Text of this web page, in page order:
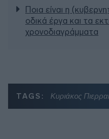
Ποια είναι η
οδικά έργα και τα
χρονοδιαγράμματα
TAGS: Κυριάκος